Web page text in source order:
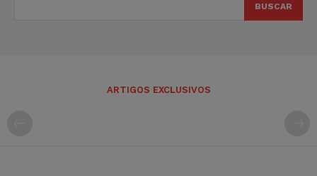
BUSCAR
ARTIGOS EXCLUSIVOS